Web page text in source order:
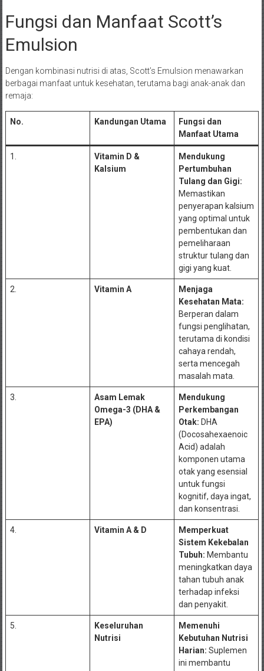
Fungsi dan Manfaat Scott’s
Emulsion
Dengan kombinasi nutrisi di atas, Scott’s Emulsion menawarkan
berbagai manfaat untuk kesehatan, terutama bagi anak-anak dan
remaja:
No. Kandungan Utama
Fungsi dan
Manfaat Utama
1.
Vitamin D &
Kalsium
Mendukung
Pertumbuhan
Tulang dan Gigi:
Memastikan
penyerapan kalsium
yang optimal untuk
pembentukan dan
pemeliharaan
struktur tulang dan
gigi yang kuat.
2. Vitamin A
Menjaga
Kesehatan Mata:
Berperan dalam
fungsi penglihatan,
terutama di kondisi
cahaya rendah,
serta mencegah
masalah mata.
3.
Asam Lemak
Omega-3 (DHA &
EPA)
Mendukung
Perkembangan
Otak: DHA
(Docosahexaenoic
Acid) adalah
komponen utama
otak yang esensial
untuk fungsi
kognitif, daya ingat,
dan konsentrasi.
4. Vitamin A & D
Memperkuat
Sistem Kekebalan
Tubuh: Membantu
meningkatkan daya
tahan tubuh anak
terhadap infeksi
dan penyakit.
5.
Keseluruhan
Nutrisi
Memenuhi
Kebutuhan Nutrisi
Harian: Suplemen
ini membantu